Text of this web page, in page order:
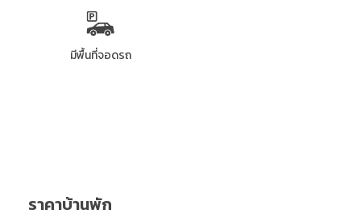
มีพื้นที่จอดรถ
ราคาบ้านพัก